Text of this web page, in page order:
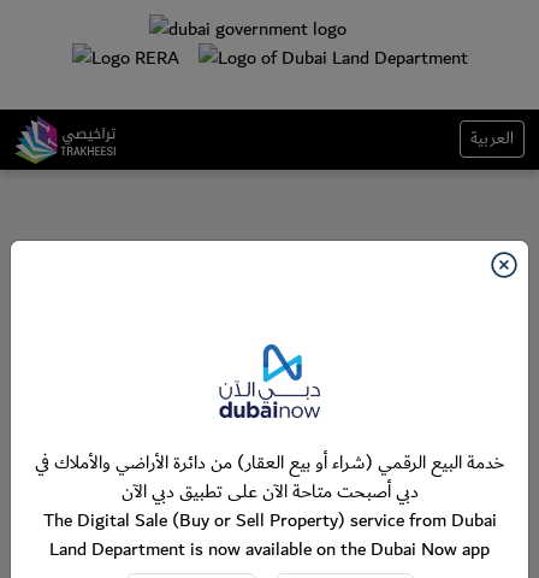
العربية
خدمة البيع الرقمي (شراء أو بيع العقار) من دائرة الأراضي والأملاك في
دبي أصبحت متاحة الآن على تطبيق دبي الآن
The Digital Sale (Buy or Sell Property) service from Dubai
Land Department is now available on the Dubai Now app